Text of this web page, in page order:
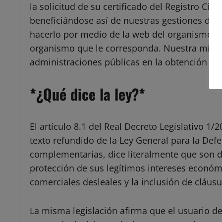
la solicitud de su certificado del Registro
beneficiándose así de nuestras gestiones de
hacerlo por medio de la web del organismo
organismo que le corresponda. Nuestra
administraciones públicas en la obtención
*¿Qué dice la ley?*
El artículo 8.1 del Real Decreto Legislativo 1/
texto refundido de la Ley General para la
complementarias, dice literalmente que son
protección de sus legítimos intereses
comerciales desleales y la inclusión de
La misma legislación afirma que el usuario